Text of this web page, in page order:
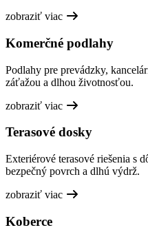
zobraziť viac
Komerčné podlahy
Podlahy pre prevádzky,
záťažou a dlhou životnosťou.
zobraziť viac
Terasové dosky
Exteriérové terasové riešenia s
bezpečný povrch a dlhú výdrž.
zobraziť viac
Koberce